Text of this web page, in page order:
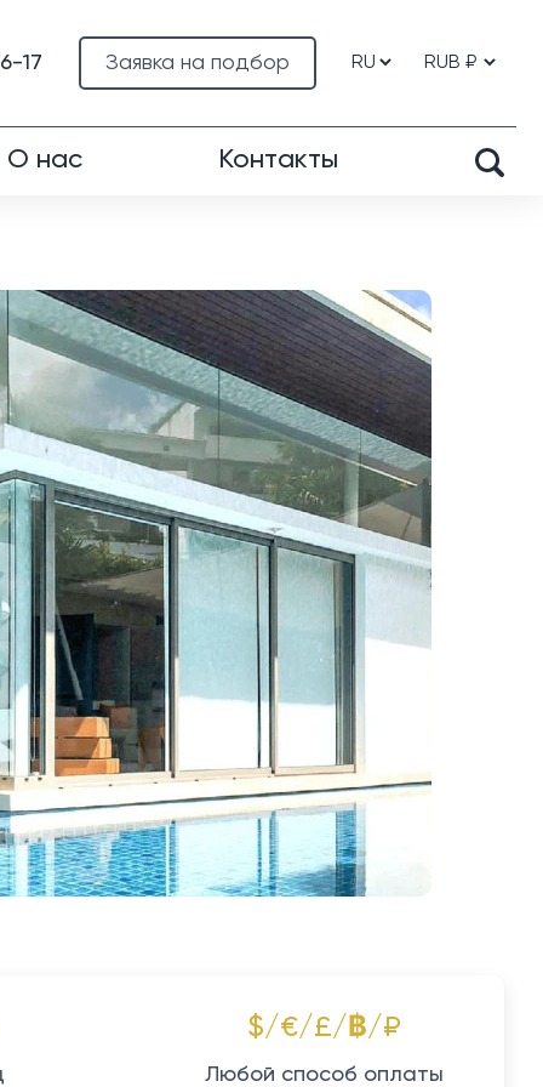
Заявка на подбор
17
О нас Контакты
$/€/£/฿/₽
Любой способ оплаты